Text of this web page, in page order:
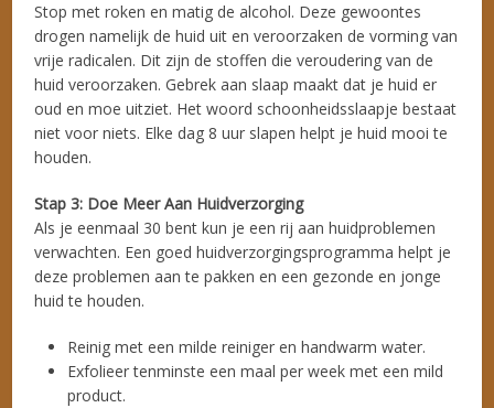
Stop met roken en matig de alcohol. Deze gewoontes
drogen namelijk de huid uit en veroorzaken de vorming van
vrije radicalen. Dit zijn de stoffen die veroudering van de
huid veroorzaken. Gebrek aan slaap maakt dat je huid er
oud en moe uitziet. Het woord schoonheidsslaapje bestaat
niet voor niets. Elke dag 8 uur slapen helpt je huid mooi te
houden.
Stap 3: Doe Meer Aan Huidverzorging
Als je eenmaal 30 bent kun je een rij aan huidproblemen
verwachten. Een goed huidverzorgingsprogramma helpt je
deze problemen aan te pakken en een gezonde en jonge
huid te houden.
Reinig met een milde reiniger en handwarm water.
Exfolieer tenminste een maal per week met een mild
product.